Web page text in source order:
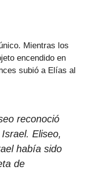
Mientras los
encendido en
subió a Elías al
reconoció
Eliseo,
había sido
de